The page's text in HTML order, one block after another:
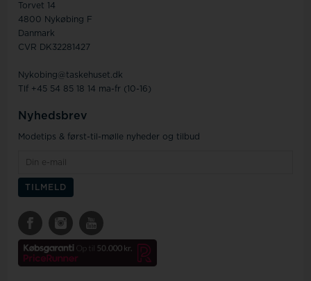
Torvet 14
4800 Nykøbing F
Danmark
CVR DK32281427
Nykobing@taskehuset.dk
Tlf +45 54 85 18 14 ma-fr (10-16)
Nyhedsbrev
Modetips & først-til-mølle nyheder og tilbud